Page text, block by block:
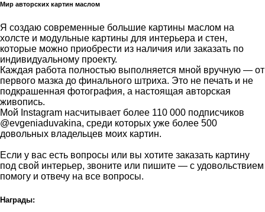
Мир авторских картин маслом
Я создаю современные большие картины маслом на
холсте и модульные картины для интерьера и стен,
которые можно приобрести из наличия или заказать по
индивидуальному проекту.
Каждая работа полностью выполняется мной вручную — от
первого мазка до финального штриха. Это не печать и не
подкрашенная фотография, а настоящая авторская
живопись.
Мой Instagram насчитывает более 110 000 подписчиков
@evgeniaduvakina, среди которых уже более 500
довольных владельцев моих картин.
Если у вас есть вопросы или вы хотите заказать картину
под свой интерьер, звоните или пишите — с удовольствием
помогу и отвечу на все вопросы.
Награды: